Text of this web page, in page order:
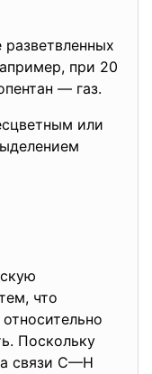
при 20
— газ.
или
что
Поскольку
а связи С—Н